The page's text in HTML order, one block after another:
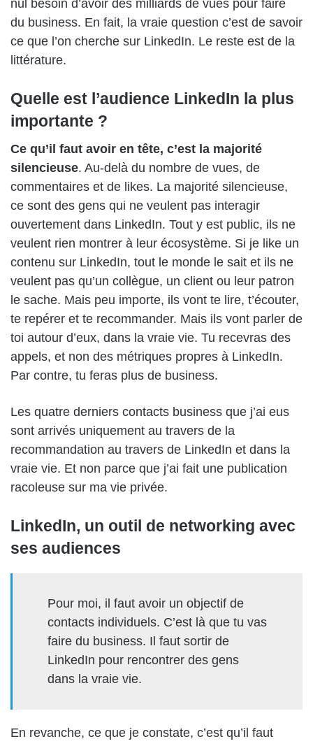
nul besoin d’avoir des milliards de vues pour faire
du business. En fait, la vraie question c’est de savoir
ce que l’on cherche sur LinkedIn. Le reste est de la
littérature.
Quelle est l’audience LinkedIn la plus
importante ?
Ce qu’il faut avoir en tête, c’est la majorité
silencieuse. Au-delà du nombre de vues, de
commentaires et de likes. La majorité silencieuse,
ce sont des gens qui ne veulent pas interagir
ouvertement dans LinkedIn. Tout y est public, ils ne
veulent rien montrer à leur écosystème. Si je like un
contenu sur LinkedIn, tout le monde le sait et ils ne
veulent pas qu’un collègue, un client ou leur patron
le sache. Mais peu importe, ils vont te lire, t’écouter,
te repérer et te recommander. Mais ils vont parler de
toi autour d’eux, dans la vraie vie. Tu recevras des
appels, et non des métriques propres à LinkedIn.
Par contre, tu feras plus de business.
Les quatre derniers contacts business que j’ai eus
sont arrivés uniquement au travers de la
recommandation au travers de LinkedIn et dans la
vraie vie. Et non parce que j’ai fait une publication
racoleuse sur ma vie privée.
LinkedIn, un outil de networking avec
ses audiences
Pour moi, il faut avoir un objectif de
contacts individuels. C’est là que tu vas
faire du business. Il faut sortir de
LinkedIn pour rencontrer des gens
dans la vraie vie.
En revanche, ce que je constate, c’est qu’il faut